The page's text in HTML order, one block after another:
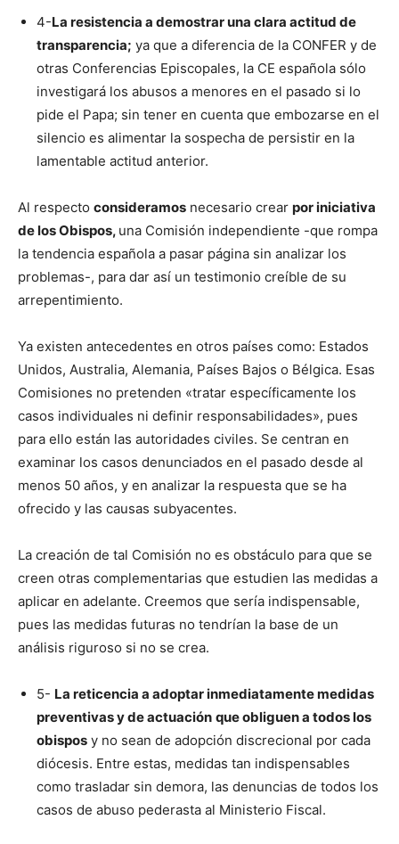
4-La resistencia a demostrar una clara actitud de
transparencia; ya que a diferencia de la CONFER y de
otras Conferencias Episcopales, la CE española sólo
investigará los abusos a menores en el pasado si lo
pide el Papa; sin tener en cuenta que embozarse en el
silencio es alimentar la sospecha de persistir en la
lamentable actitud anterior.
Al respecto consideramos necesario crear por iniciativa
de los Obispos, una Comisión independiente -que rompa
la tendencia española a pasar página sin analizar los
problemas-, para dar así un testimonio creíble de su
arrepentimiento.
Ya existen antecedentes en otros países como: Estados
Unidos, Australia, Alemania, Países Bajos o Bélgica. Esas
Comisiones no pretenden «tratar específicamente los
casos individuales ni definir responsabilidades», pues
para ello están las autoridades civiles. Se centran en
examinar los casos denunciados en el pasado desde al
menos 50 años, y en analizar la respuesta que se ha
ofrecido y las causas subyacentes.
La creación de tal Comisión no es obstáculo para que se
creen otras complementarias que estudien las medidas a
aplicar en adelante. Creemos que sería indispensable,
pues las medidas futuras no tendrían la base de un
análisis riguroso si no se crea.
5- La reticencia a adoptar inmediatamente medidas
preventivas y de actuación que obliguen a todos los
obispos y no sean de adopción discrecional por cada
diócesis. Entre estas, medidas tan indispensables
como trasladar sin demora, las denuncias de todos los
casos de abuso pederasta al Ministerio Fiscal.